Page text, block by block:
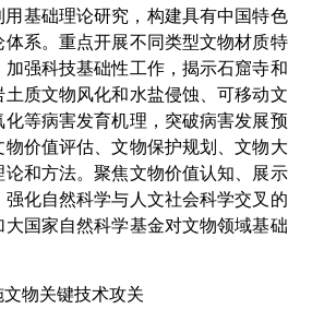
基础理论研究，构建具有中国特色
系。重点开展不同类型文物材质特
强科技基础性工作，揭示石窟寺和
质文物风化和水盐侵蚀、可移动文
等病害发育机理，突破病害发展预
价值评估、文物保护规划、文物大
和方法。聚焦文物价值认知、展示
化自然科学与人文社会科学交叉的
国家自然科学基金对文物领域基础
文物关键技术攻关